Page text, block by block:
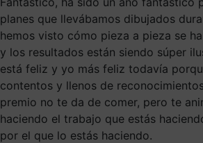
planes que llevábamos dibujados
hemos visto cómo pieza a pieza se
y los resultados están siendo súper
está feliz y yo más feliz todavía
contentos y llenos de
premio no te da de comer, pero te
haciendo el trabajo que estás
por el que lo estás haciendo.